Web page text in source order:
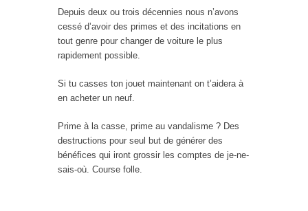
Depuis deux ou trois décennies nous n’avons
cessé d’avoir des primes et des incitations en
tout genre pour changer de voiture le plus
rapidement possible.
Si tu casses ton jouet maintenant on t’aidera à
en acheter un neuf.
Prime à la casse, prime au vandalisme ? Des
destructions pour seul but de générer des
bénéfices qui iront grossir les comptes de je-ne-
sais-où. Course folle.